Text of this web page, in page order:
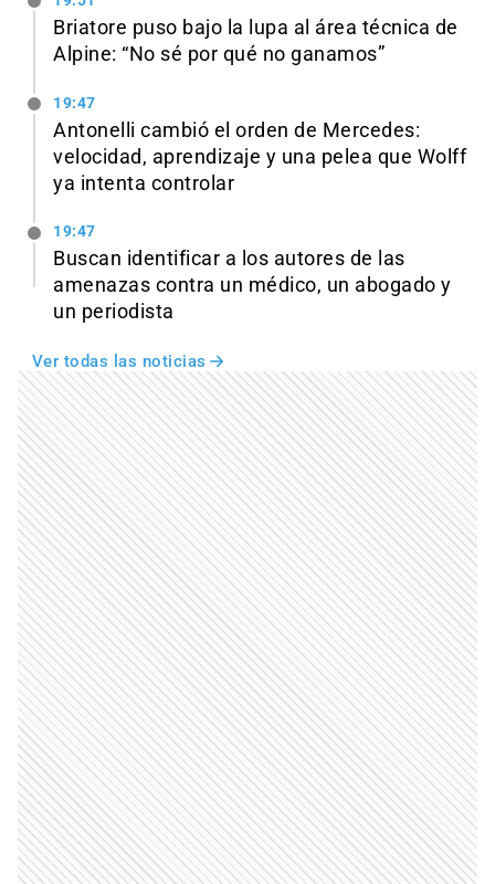
Briatore puso bajo la lupa al área técnica de
Alpine: “No sé por qué no ganamos”
19:47
Antonelli cambió el orden de Mercedes:
velocidad, aprendizaje y una pelea que Wolff
ya intenta controlar
19:47
Buscan identificar a los autores de las
amenazas contra un médico, un abogado y
un periodista
Ver todas las noticias